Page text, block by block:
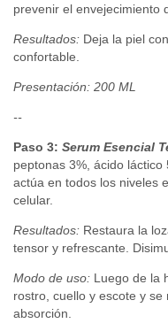
prevenir el envejecimiento
Resultados: Deja la piel
confortable.
Presentación: 200 ML
--
Paso 3: Serum Esencial
peptonas 3%, ácido
actúa en todos los niveles
celular.
Resultados: Restaura la
tensor y refrescante.
Modo de uso: Luego de la
rostro, cuello y escote y
absorción.